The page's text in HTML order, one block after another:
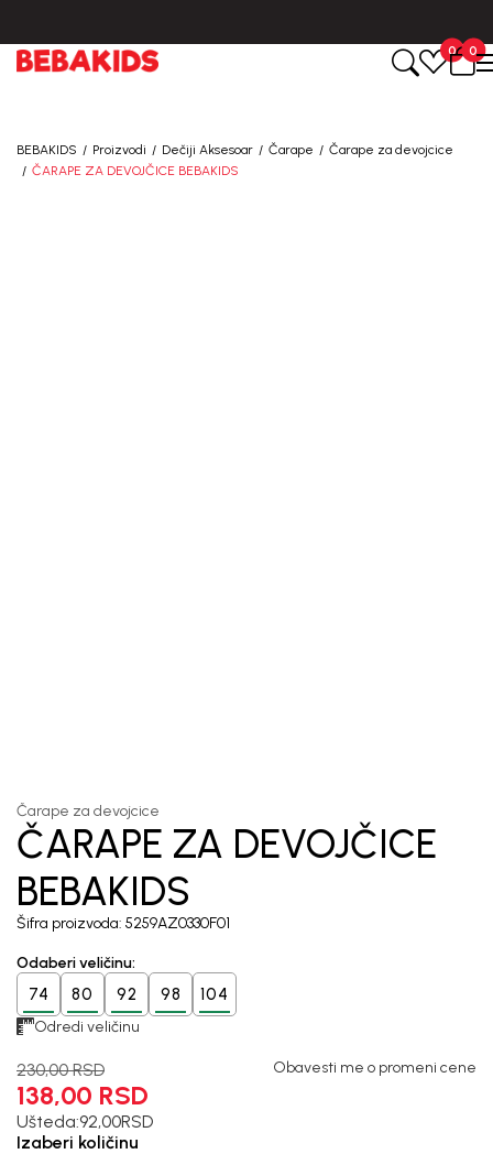
0
0
BEBAKIDS Proizvodi Dečiji Aksesoar Čarape
Čarape za devojcice
ČARAPE ZA DEVOJČICE BEBAKIDS
Čarape za devojcice
ČARAPE ZA DEVOJČICE
BEBAKIDS
Šifra proizvoda: 5259AZ0330F01
Odaberi veličinu:
74 80 92 98 104
Odredi veličinu
230,00 RSD
138,00 RSD
Ušteda:92,00RSD
Obavesti me o promeni cene
Izaberi količinu